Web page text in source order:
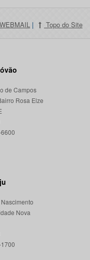
WEBMAIL | Topo do Site
de Campos
Rosa Elze
Nova